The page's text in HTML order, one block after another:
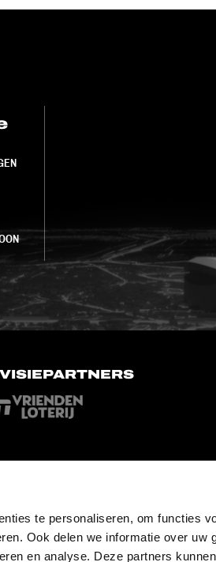
te personaliseren, om functies
Ook delen we informatie over uw
en analyse. Deze partners